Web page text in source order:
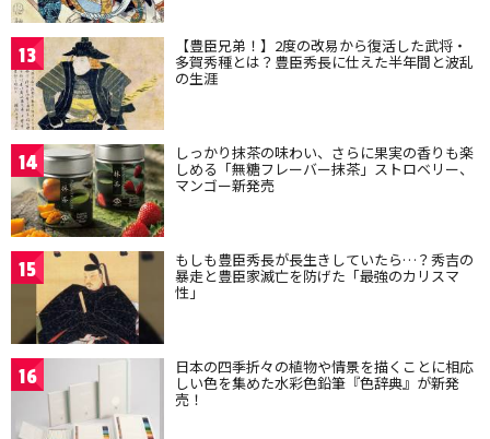
13 【豊臣兄弟！】2度の改易から復活した武将・
多賀秀種とは？豊臣秀長に仕えた半年間と波乱
の生涯
14 しっかり抹茶の味わい、さらに果実の香りも楽
しめる「無糖フレーバー抹茶」ストロベリー、
マンゴー新発売
15 もしも豊臣秀長が長生きしていたら…？秀吉の
暴走と豊臣家滅亡を防げた「最強のカリスマ
性」
16 日本の四季折々の植物や情景を描くことに相応
しい色を集めた水彩色鉛筆『色辞典』が新発
売！